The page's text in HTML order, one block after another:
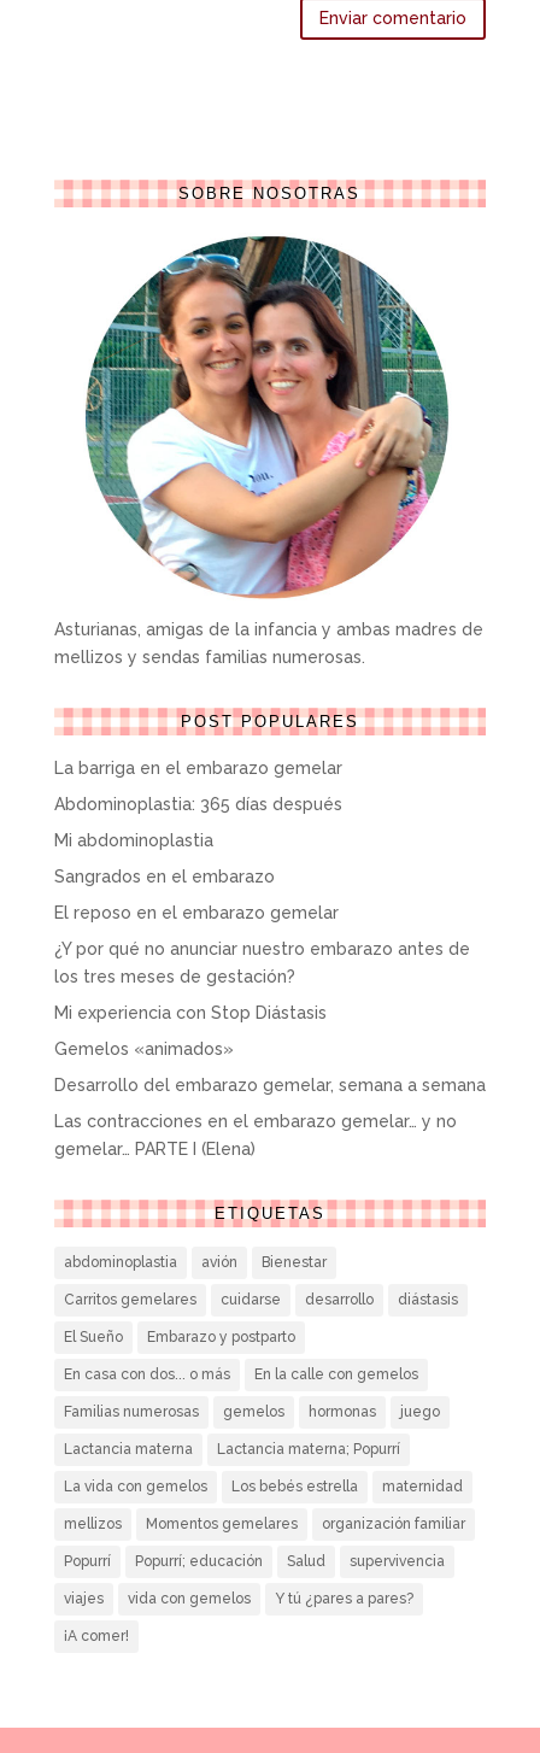
SOBRE NOSOTRAS
Asturianas, amigas de la infancia y ambas madres de
mellizos y sendas familias numerosas.
POST POPULARES
La barriga en el embarazo gemelar
Abdominoplastia: 365 días después
Mi abdominoplastia
Sangrados en el embarazo
El reposo en el embarazo gemelar
¿Y por qué no anunciar nuestro embarazo antes de
los tres meses de gestación?
Mi experiencia con Stop Diástasis
Gemelos «animados»
Desarrollo del embarazo gemelar, semana a semana
Las contracciones en el embarazo gemelar… y no
gemelar… PARTE I (Elena)
ETIQUETAS
abdominoplastia avión Bienestar
Carritos gemelares cuidarse desarrollo diástasis
El Sueño Embarazo y postparto
En casa con dos... o más En la calle con gemelos
Familias numerosas gemelos hormonas juego
Lactancia materna Lactancia materna; Popurrí
La vida con gemelos Los bebés estrella maternidad
mellizos Momentos gemelares organización familiar
Popurrí Popurrí; educación Salud supervivencia
viajes vida con gemelos Y tú ¿pares a pares?
¡A comer!